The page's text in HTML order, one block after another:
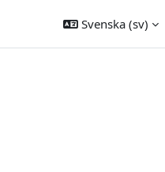
Svenska ‎(sv)‎